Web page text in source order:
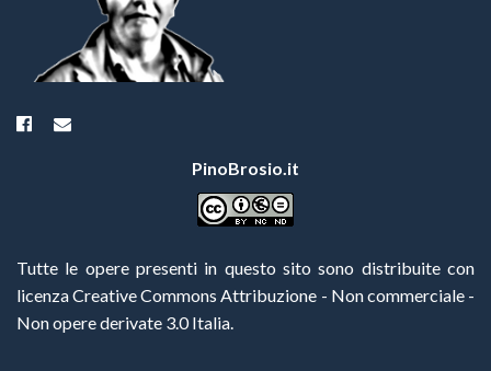
PinoBrosio.it
Tutte le opere presenti in questo sito sono distribuite con
licenza Creative Commons Attribuzione - Non commerciale -
Non opere derivate 3.0 Italia.